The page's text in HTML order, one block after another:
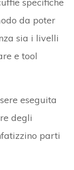
specifiche
da poter
sia i livelli
e tool
eseguita
degli
parti